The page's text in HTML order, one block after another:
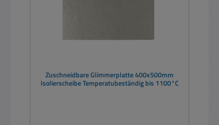
Zuschneidbare Glimmerplatte 400x500mm
Isolierscheibe Temperatubeständig bis 1100°C